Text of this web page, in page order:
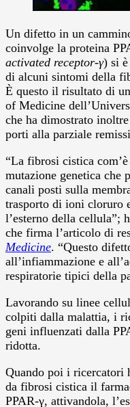
Un difetto in un
coinvolge la proteina
activated receptor-γ) si
di alcuni sintomi della
È questo il risultato di
of Medicine
che ha dimostrato
porti alla parziale
“La fibrosi cistica
mutazione genetica che
canali posti sulla
trasporto di ioni cloruro
l’esterno della cellula”;
che firma l’articolo di
Medicine. “Questo
all’infiammazione e
respiratorie tipici della
Lavorando su linee
colpiti dalla malattia, i
geni influenzati dalla
ridotta.
Quando poi i ricercatori
da fibrosi cistica il
PPAR-γ, attivandola,